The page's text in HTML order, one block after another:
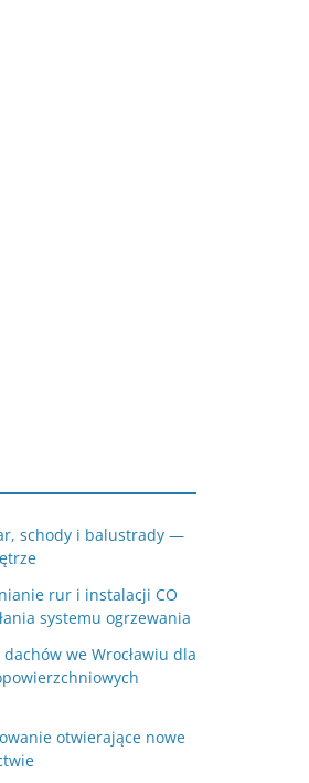
schody i balustrady —
rur i instalacji CO
systemu ogrzewania
we Wrocławiu dla
otwierające nowe